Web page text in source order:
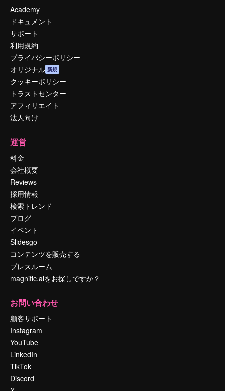
Academy
ドキュメント
サポート
利用規約
プライバシーポリシー
オリジナル 新規
クッキーポリシー
トラストセンター
アフィリエイト
法人向け
運営
料金
会社概要
Reviews
採用情報
検索トレンド
ブログ
イベント
Slidesgo
コンテンツを販売する
プレスルーム
magnific.aiをお探しですか？
お問い合わせ
顧客サポート
Instagram
YouTube
LinkedIn
TikTok
Discord